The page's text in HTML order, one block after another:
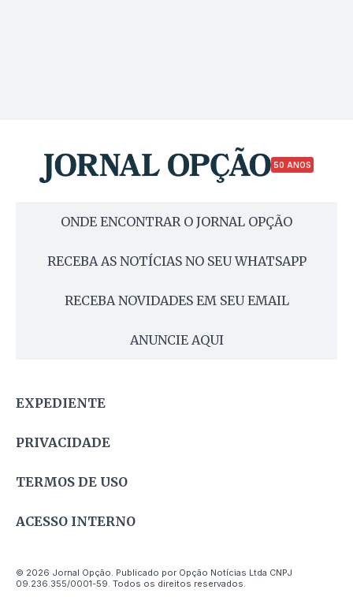
50 ANOS
ONDE ENCONTRAR O JORNAL OPÇÃO
RECEBA AS NOTÍCIAS NO SEU WHATSAPP
RECEBA NOVIDADES EM SEU EMAIL
ANUNCIE AQUI
EXPEDIENTE
PRIVACIDADE
TERMOS DE USO
ACESSO INTERNO
© 2026 Jornal Opção. Publicado por Opção Notícias Ltda CNPJ
09.236.355/0001-59. Todos os direitos reservados.